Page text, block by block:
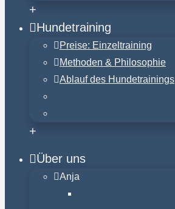
+
Hundetraining
Preise: Einzeltraining
Methoden & Philosophie
Ablauf des Hundetrainings
+
Über uns
Anja